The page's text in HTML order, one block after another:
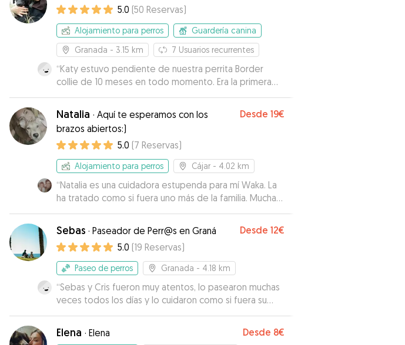
5.0 (50 Reservas)
Alojamiento para perros
Guardería canina
Granada - 3.15 km 7 Usuarios recurrentes
“Katy estuvo pendiente de nuestra perrita Border
collie de 10 meses en todo momento. Era la primera
vez que la dejábamos con alguien, y todo perfecto.
Hicimos primero un día de prueba para ver qué tal se
adaptaba ella y luego unos días después 5 días con
Katy. Nos iba enviando fotos y vídeos de Noah y de lo
bien que se lo estaba pasando, dando paseos por
senderos y en su terreno con juguetes y snacks que le
daba. Un acierto dejar a nuestra perrita con ella.”
Natalia · Aquí te esperamos con los
brazos abiertos:)
Desde 19€
5.0 (7 Reservas)
Alojamiento para perros Cájar - 4.02 km
“Natalia es una cuidadora estupenda para mí Waka. La
ha tratado como si fuera uno más de la familia. Muchas
gracias Natalia”
Sebas · Paseador de Perr@s en Graná Desde 12€
5.0 (19 Reservas)
Paseo de perros Granada - 4.18 km
“Sebas y Cris fueron muy atentos, lo pasearon muchas
veces todos los días y lo cuidaron como si fuera su
perro. Zeus se ha quedado muy agustito con ellos y
todo ha sido genial. Excelente comunicación y
disponibilidad.
Elena · Elena Desde 8€